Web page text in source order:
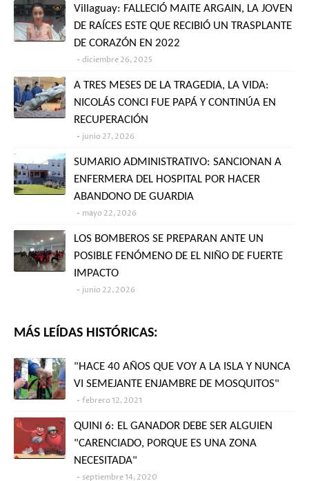
Villaguay: FALLECIÓ MAITE ARGAIN, LA JOVEN
DE RAÍCES ESTE QUE RECIBIÓ UN TRASPLANTE
DE CORAZÓN EN 2022
diciembre 26, 2025
A TRES MESES DE LA TRAGEDIA, LA VIDA:
NICOLÁS CONCI FUE PAPÁ Y CONTINÚA EN
RECUPERACIÓN
junio 27, 2026
SUMARIO ADMINISTRATIVO: SANCIONAN A
ENFERMERA DEL HOSPITAL POR HACER
ABANDONO DE GUARDIA
mayo 22, 2026
LOS BOMBEROS SE PREPARAN ANTE UN
POSIBLE FENÓMENO DE EL NIÑO DE FUERTE
IMPACTO
junio 22, 2026
MÁS LEÍDAS HISTÓRICAS:
"HACE 40 AÑOS QUE VOY A LA ISLA Y NUNCA
VI SEMEJANTE ENJAMBRE DE MOSQUITOS"
febrero 12, 2021
QUINI 6: EL GANADOR DEBE SER ALGUIEN
"CARENCIADO, PORQUE ES UNA ZONA
NECESITADA"
septiembre 14, 2020